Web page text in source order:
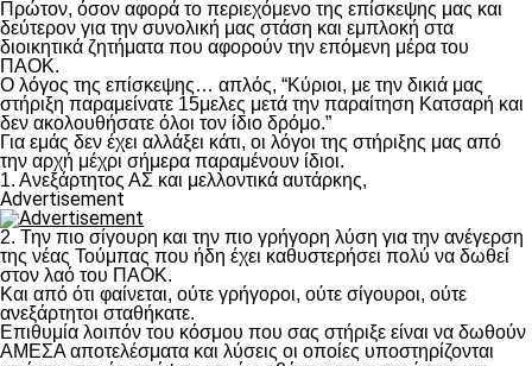
Πρώτον, όσον αφορά το περιεχόμενο της επίσκεψης μας και
δεύτερον για την συνολική μας στάση και εμπλοκή στα
διοικητικά ζητήματα που αφορούν την επόμενη μέρα του
ΠΑΟΚ.
Ο λόγος της επίσκεψης… απλός, “Κύριοι, με την δικιά μας
στήριξη παραμείνατε 15μελες μετά την παραίτηση Κατσαρή και
δεν ακολουθήσατε όλοι τον ίδιο δρόμο.”
Για εμάς δεν έχει αλλάξει κάτι, οι λόγοι της στήριξης μας από
την αρχή μέχρι σήμερα παραμένουν ίδιοι.
1. Ανεξάρτητος ΑΣ και μελλοντικά αυτάρκης,
Advertisement
2. Την πιο σίγουρη και την πιο γρήγορη λύση για την ανέγερση
της νέας Τούμπας που ήδη έχει καθυστερήσει πολύ να δωθεί
στον λαό του ΠΑΟΚ.
Και από ότι φαίνεται, ούτε γρήγοροι, ούτε σίγουροι, ούτε
ανεξάρτητοι σταθήκατε.
Επιθυμία λοιπόν του κόσμου που σας στήριξε είναι να δωθούν
ΑΜΕΣΑ αποτελέσματα και λύσεις οι οποίες υποστηρίζονται